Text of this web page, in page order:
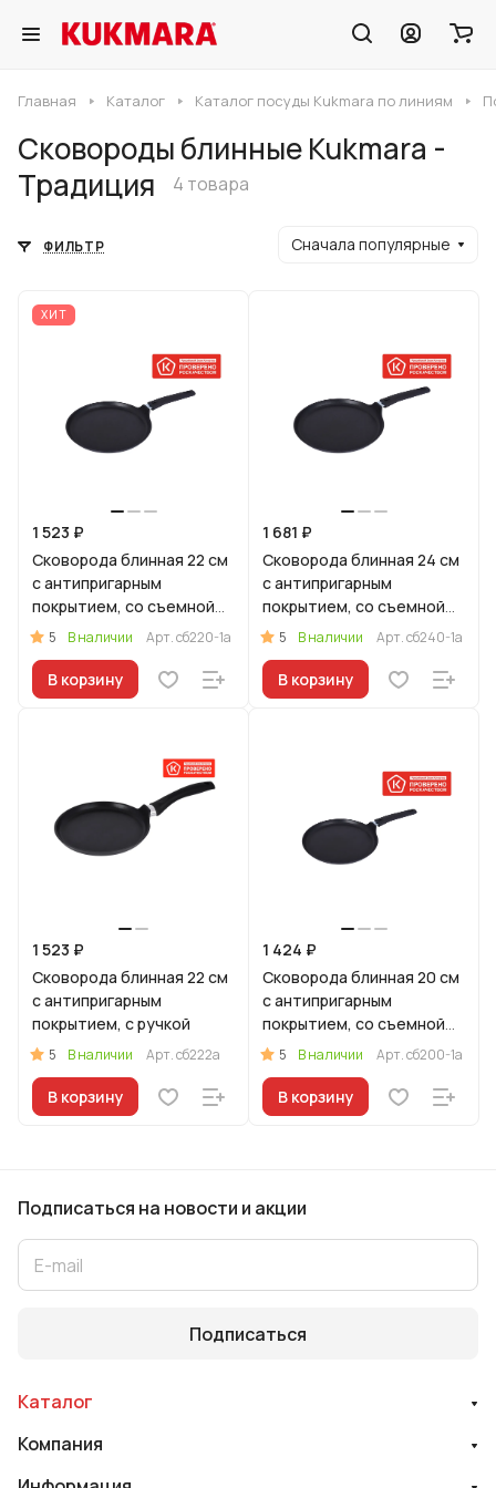
Главная Каталог Каталог посуды Kukmara по линиям
Сковороды блинные Kukmara -
Традиция
4 товара
ФИЛЬТР Сначала популярные
ХИТ
1 523 ₽
Сковорода блинная 22 см
c антипригарным
покрытием, со съемной
ручкой
5 В наличии Арт.сб220-1а
В корзину
1 681 ₽
Сковорода блинная 24 см
с антипригарным
покрытием, со съемной
ручкой
5 В наличии Арт.сб240-1а
В корзину
1 523 ₽
Сковорода блинная 22 см
с антипригарным
покрытием, с ручкой
5 В наличии Арт.сб222а
В корзину
1 424 ₽
Сковорода блинная 20 см
с антипригарным
покрытием, со съемной
ручкой
5 В наличии Арт.сб200-1а
В корзину
Подписаться на новости и акции
Подписаться
Каталог
Компания